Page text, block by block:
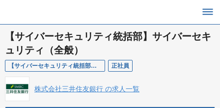
【サイバーセキュリティ統括部】サイバーセキ
ュリティ（全般）
【サイバーセキュリティ統括部】サイバーセキュリティ（全般） 正社員
株式会社三井住友銀行 の求人一覧